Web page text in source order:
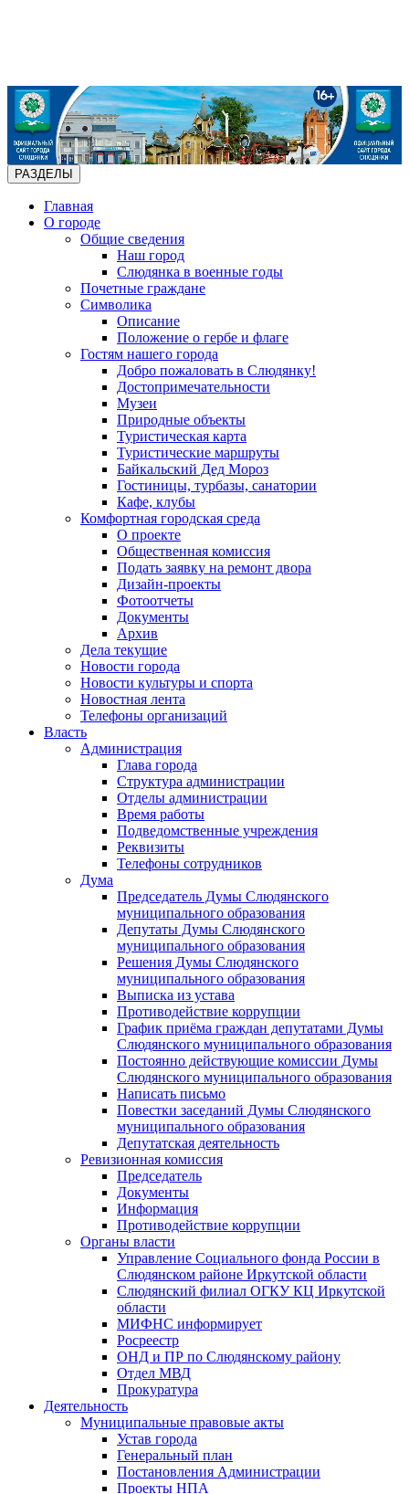
РАЗДЕЛЫ
Главная
О городе
Общие сведения
Наш город
Слюдянка в военные годы
Почетные граждане
Символика
Описание
Положение о гербе и флаге
Гостям нашего города
Добро пожаловать в Слюдянку!
Достопримечательности
Музеи
Природные объекты
Туристическая карта
Туристические маршруты
Байкальский Дед Мороз
Гостиницы, турбазы, санатории
Кафе, клубы
Комфортная городская среда
О проекте
Общественная комиссия
Подать заявку на ремонт двора
Дизайн-проекты
Фотоотчеты
Документы
Архив
Дела текущие
Новости города
Новости культуры и спорта
Новостная лента
Телефоны организаций
Власть
Администрация
Глава города
Структура администрации
Отделы администрации
Время работы
Подведомственные учреждения
Реквизиты
Телефоны сотрудников
Дума
Председатель Думы Слюдянского
муниципального образования
Депутаты Думы Слюдянского
муниципального образования
Решения Думы Слюдянского
муниципального образования
Выписка из устава
Противодействие коррупции
График приёма граждан депутатами Думы
Слюдянского муниципального образования
Постоянно действующие комиссии Думы
Слюдянского муниципального образования
Написать письмо
Повестки заседаний Думы Слюдянского
муниципального образования
Депутатская деятельность
Ревизионная комиссия
Председатель
Документы
Информация
Противодействие коррупции
Органы власти
Управление Социального фонда России в
Слюдянском районе Иркутской области
Слюдянский филиал ОГКУ КЦ Иркутской
области
МИФНС информирует
Росреестр
ОНД и ПР по Слюдянскому району
Отдел МВД
Прокуратура
Деятельность
Муниципальные правовые акты
Устав города
Генеральный план
Постановления Администрации
Проекты НПА